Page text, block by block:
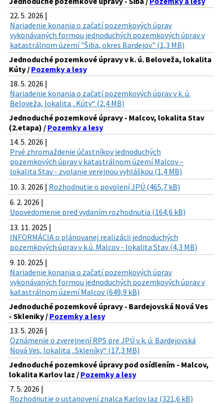
22. 5. 2026 |
Nariadenie konania o začatí pozemkových úprav
vykonávaných formou jednoduchých pozemkových úprav v
katastrálnom území "Šiba, okres Bardejov" (1,3 MB)
Jednoduché pozemkové úpravy v k. ú. Beloveža, lokalita
Kúty / Pozemky a lesy
18. 5. 2026 |
Nariadenie konania o začatí pozemkových úprav v k. ú.
Beloveža, lokalita „Kúty“ (2,4 MB)
Jednoduché pozemkové úpravy - Malcov, lokalita Stav
(2.etapa) / Pozemky a lesy
14. 5. 2026 |
Prvé zhromaždenie účastníkov jednoduchých
pozemkových úprav v katastrálnom území Malcov –
lokalita Stav - zvolanie verejnou vyhláškou (1,4 MB)
10. 3. 2026 | Rozhodnutie o povolení JPÚ (465,7 kB)
6. 2. 2026 |
Upovedomenie pred vydaním rozhodnutia (164,6 kB)
13. 11. 2025 |
INFORMÁCIA o plánovanej realizácii jednoduchých
pozemkových úprav v k.ú. Malcov - lokalita Stav (4,3 MB)
9. 10. 2025 |
Nariadenie konania o začatí pozemkových úprav
vykonávaných formou jednoduchých pozemkových úprav v
katastrálnom území Malcov (649,9 kB)
Jednoduché pozemkové úpravy - Bardejovská Nová Ves
- Skleniky / Pozemky a lesy
13. 5. 2026 |
Oznámenie o zverejnení RPS pre JPÚ v k. ú. Bardejovská
Nová Ves, lokalita „Skleníky“ (17,3 MB)
Jednoduché pozemkové úpravy pod osídlením - Malcov,
lokalita Karlov laz / Pozemky a lesy
7. 5. 2026 |
Rozhodnutie o ustanovení znalca Karlov laz (321,6 kB)